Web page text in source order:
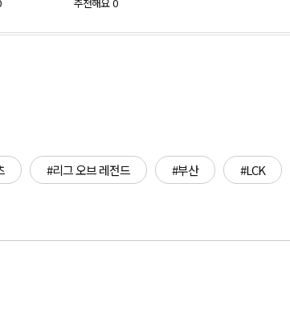
#리그 오브 레전드 #부산
#LCK